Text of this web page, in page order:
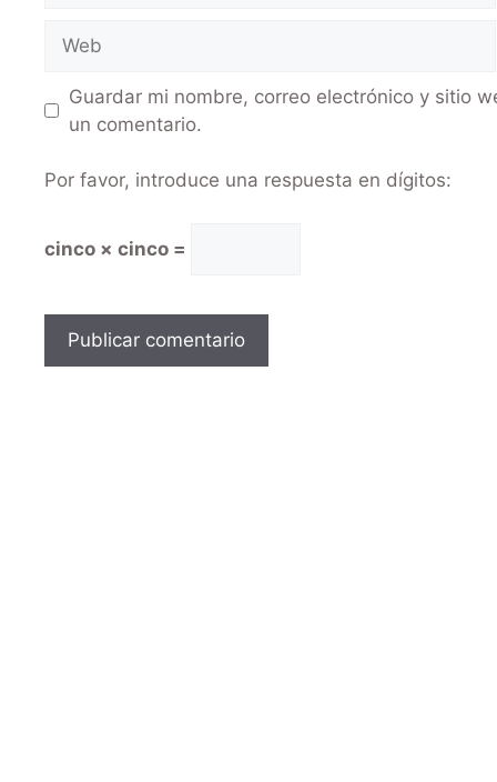
Guardar mi nombre, correo electrónico y sitio
un comentario.
Por favor, introduce una respuesta en dígitos:
cinco × cinco =